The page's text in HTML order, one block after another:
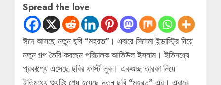
Spread the love
ঈদে আসছে নতুন ছবি “মহরত”। এবারে সিনেমা ইন্ডাস্ট্রি নিয়ে
নতুন গল্প তৈরি করছেন পরিচালক আতিউল ইসলাম। ইতিমধ্যে
প্রকাশ্যে এসেছে ছবির ফার্স্ট লুক। একগুচ্ছ তারকা নিয়ে
ইতিমধ্যে শ্যুটিং শেষ হয়েছে নতুন ছবি “মহরত” এর। এবারে